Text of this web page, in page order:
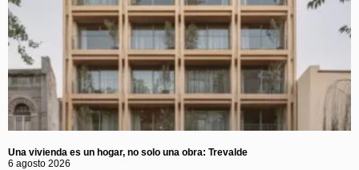
Una vivienda es un hogar, no solo una obra: Trevalde
6 agosto 2026